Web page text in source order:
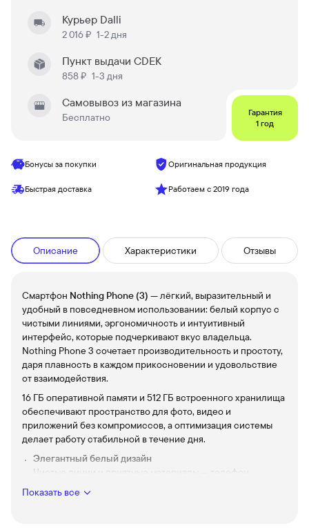
Курьер Dalli
2 016 ₽ 1-2 дня
Пункт выдачи CDEK
858 ₽ 1-3 дня
Самовывоз из магазина
Бесплатно
Гарантия
1 год
Бонусы за покупки Оригинальная продукция
Быстрая доставка Работаем с 2019 года
Описание Характеристики Отзывы
Смартфон Nothing Phone (3) — лёгкий, выразительный и
удобный в повседневном использовании: белый корпус с
чистыми линиями, эргономичность и интуитивный
интерфейс, которые подчеркивают вкус владельца.
Nothing Phone 3 сочетает производительность и простоту,
даря плавность в каждом прикосновении и удовольствие
от взаимодействия.
16 ГБ оперативной памяти и 512 ГБ встроенного хранилища
обеспечивают пространство для фото, видео и
приложений без компромиссов, а оптимизация системы
делает работу стабильной в течение дня.
Элегантный белый дизайн
Чистые линии и приятные материалы — телефон
Показать все